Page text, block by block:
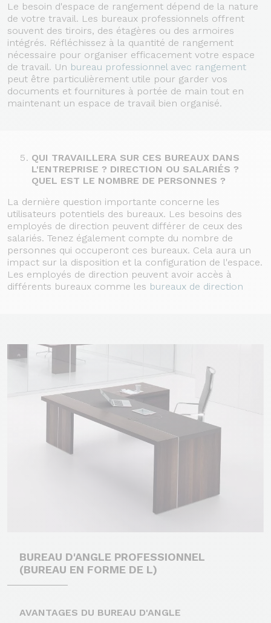
Le besoin d'espace de rangement dépend de la nature
de votre travail. Les bureaux professionnels offrent
souvent des tiroirs, des étagères ou des armoires
intégrés. Réfléchissez à la quantité de rangement
nécessaire pour organiser efficacement votre espace
de travail. Un bureau professionnel avec rangement
peut être particulièrement utile pour garder vos
documents et fournitures à portée de main tout en
maintenant un espace de travail bien organisé.
QUI TRAVAILLERA SUR CES BUREAUX DANS
L'ENTREPRISE ? DIRECTION OU SALARIÉS ?
QUEL EST LE NOMBRE DE PERSONNES ?
La dernière question importante concerne les
utilisateurs potentiels des bureaux. Les besoins des
employés de direction peuvent différer de ceux des
salariés. Tenez également compte du nombre de
personnes qui occuperont ces bureaux. Cela aura un
impact sur la disposition et la configuration de l'espace.
Les employés de direction peuvent avoir accès à
différents bureaux comme les bureaux de direction
BUREAU D'ANGLE PROFESSIONNEL
(BUREAU EN FORME DE L)
AVANTAGES DU BUREAU D'ANGLE